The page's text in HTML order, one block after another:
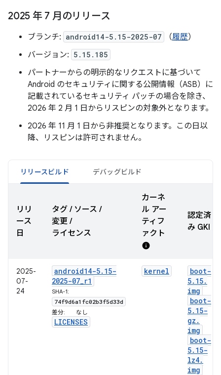
2025 年 7 月のリリース
ブランチ: android14-5.15-2025-07 （履歴）
バージョン: 5.15.185
パートナーからの明示的なリクエストに基づいて
Android のセキュリティに関する公開情報（ASB）に
記載されているセキュリティ パッチの場合を除き、
2026 年 2 月 1 日からリスピンの対象外となります。
2026 年 11 月 1 日から非推奨となります。この日以
降、リスピンは許可されません。
リリースビルド デバッグビルド
リリ
ース
日
タグ / ソース /
変更 /
ライセンス
カーネ
ル アー
ティフ
ァクト
info
認定済
み GKI
2025-
07-
24
android14-5. 15-
2025-07_r1
SHA-1:
74f9d6a1fc02b3f5d33d
差分: なし
LICENSES
kernel
boot-
5. 15.
img
boot-
5. 15-
gz .
img
boot-
5. 15-
lz4.
img